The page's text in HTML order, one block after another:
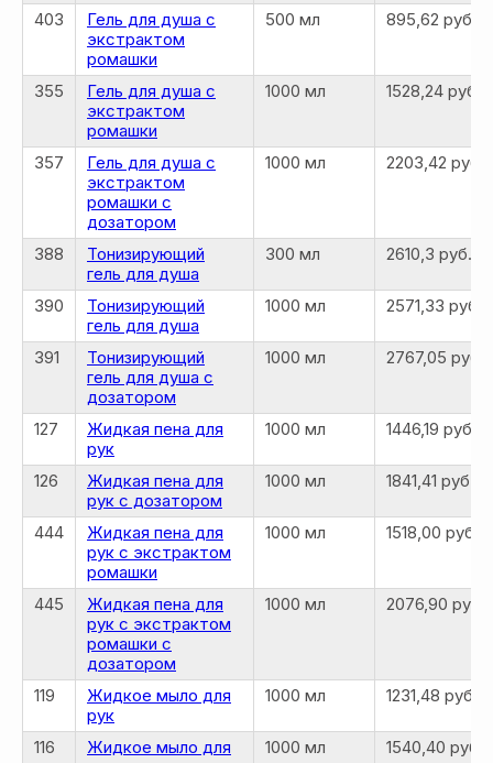
403
Гель для душа с
экстрактом
ромашки
500 мл 895,62 руб.
355
Гель для душа с
экстрактом
ромашки
1000 мл 1528,24 руб.
357
Гель для душа с
экстрактом
ромашки с
дозатором
1000 мл 2203,42 руб.
388
Тонизирующий
гель для душа
300 мл 2610,3 руб.
390
Тонизирующий
гель для душа
1000 мл 2571,33 руб.
391
Тонизирующий
гель для душа с
дозатором
1000 мл 2767,05 руб.
127
Жидкая пена для
рук
1000 мл 1446,19 руб.
126
Жидкая пена для
рук с дозатором
1000 мл 1841,41 руб.
444
Жидкая пена для
рук с экстрактом
ромашки
1000 мл 1518,00 руб.
445
Жидкая пена для
рук с экстрактом
ромашки с
дозатором
1000 мл 2076,90 руб.
119
Жидкое мыло для
рук
1000 мл 1231,48 руб.
116
Жидкое мыло для
1000 мл 1540,40 руб.